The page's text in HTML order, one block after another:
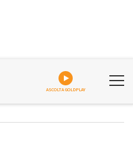
ASCOLTA GOLDPLAY